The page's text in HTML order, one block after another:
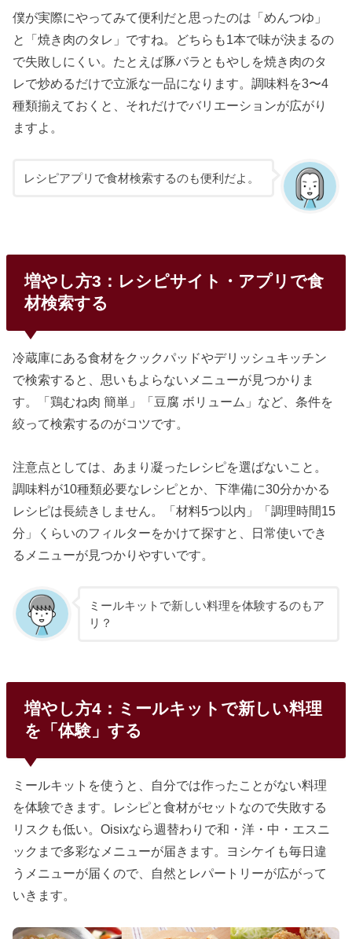
僕が実際にやってみて便利だと思ったのは「めんつゆ」
と「焼き肉のタレ」ですね。どちらも1本で味が決まるの
で失敗しにくい。たとえば豚バラともやしを焼き肉のタ
レで炒めるだけで立派な一品になります。調味料を3〜4
種類揃えておくと、それだけでバリエーションが広がり
ますよ。
レシピアプリで食材検索するのも便利だよ。
増やし方3：レシピサイト・アプリで食
材検索する
冷蔵庫にある食材をクックパッドやデリッシュキッチン
で検索すると、思いもよらないメニューが見つかりま
す。「鶏むね肉 簡単」「豆腐 ボリューム」など、条件を
絞って検索するのがコツです。
注意点としては、あまり凝ったレシピを選ばないこと。
調味料が10種類必要なレシピとか、下準備に30分かかる
レシピは長続きしません。「材料5つ以内」「調理時間15
分」くらいのフィルターをかけて探すと、日常使いでき
るメニューが見つかりやすいです。
ミールキットで新しい料理を体験するのもア
リ？
増やし方4：ミールキットで新しい料理
を「体験」する
ミールキットを使うと、自分では作ったことがない料理
を体験できます。レシピと食材がセットなので失敗する
リスクも低い。Oisixなら週替わりで和・洋・中・エスニ
ックまで多彩なメニューが届きます。ヨシケイも毎日違
うメニューが届くので、自然とレパートリーが広がって
いきます。